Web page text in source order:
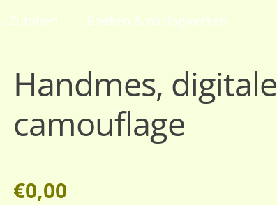
Zutphen Boeken & naslagwerken
Handmes, digitale
camouflage
€0,00